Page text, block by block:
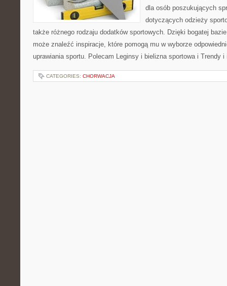
dla osób poszukujących
dotyczących odzieży
także różnego rodzaju dodatków sportowych. Dzięki bogatej
może znaleźć inspiracje, które pomogą mu w wyborze
uprawiania sportu. Polecam Leginsy i bielizna sportowa i Trendy
CATEGORIES: CHORWACJA